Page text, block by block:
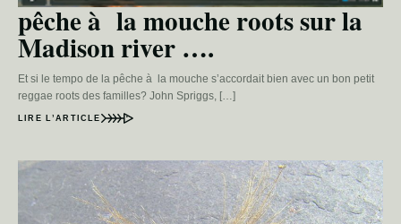
pêche à la mouche roots sur la
Madison river ….
Et si le tempo de la pêche à la mouche s’accordait bien avec un bon petit
reggae roots des familles? John Spriggs, […]
LIRE L’ARTICLE